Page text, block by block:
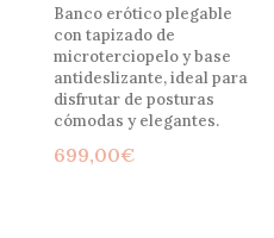
Banco erótico plegable
con tapizado de
microterciopelo y base
antideslizante, ideal para
disfrutar de posturas
cómodas y elegantes.
699,00€